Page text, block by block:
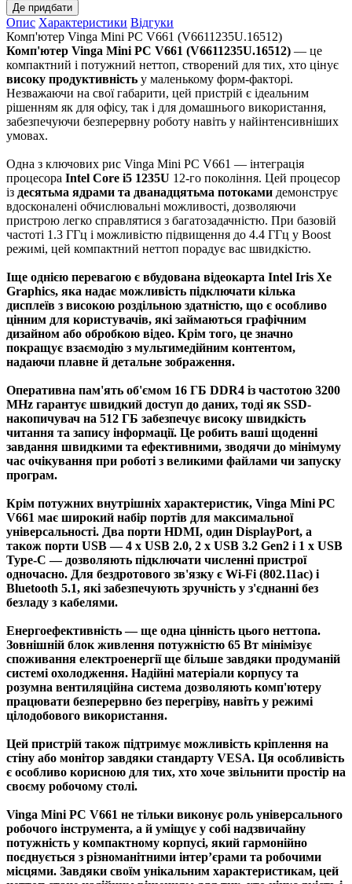
Де придбати
Опис Характеристики Відгуки
Комп'ютер Vinga Mini PC V661 (V6611235U.16512)
Комп'ютер Vinga Mini PC V661 (V6611235U.16512) — це
компактний і потужний неттоп, створений для тих, хто цінує
високу продуктивність у маленькому форм-факторі.
Незважаючи на свої габарити, цей пристрій є ідеальним
рішенням як для офісу, так і для домашнього використання,
забезпечуючи безперервну роботу навіть у найінтенсивніших
умовах.
Одна з ключових рис Vinga Mini PC V661 — інтеграція
процесора Intel Core i5 1235U 12-го покоління. Цей процесор
із десятьма ядрами та дванадцятьма потоками демонструє
вдосконалені обчислювальні можливості, дозволяючи
пристрою легко справлятися з багатозадачністю. При базовій
частоті 1.3 ГГц і можливістю підвищення до 4.4 ГГц у Boost
режимі, цей компактний неттоп порадує вас швидкістю.
Іще однією перевагою є вбудована відеокарта Intel Iris Xe
Graphics, яка надає можливість підключати кілька
дисплеїв з високою роздільною здатністю, що є особливо
цінним для користувачів, які займаються графічним
дизайном або обробкою відео. Крім того, це значно
покращує взаємодію з мультимедійним контентом,
надаючи плавне й детальне зображення.
Оперативна пам'ять об'ємом 16 ГБ DDR4 із частотою 3200
MHz гарантує швидкий доступ до даних, тоді якSSD-
накопичувач на 512 ГБ забезпечує високу швидкість
читання та запису інформації. Це робить ваші щоденні
завдання швидкими та ефективними, зводячи до мінімуму
час очікування при роботі з великими файлами чи запуску
програм.
Крім потужних внутрішніх характеристик, Vinga Mini PC
V661 має широкий набір портів для максимальної
універсальності. Два порти HDMI, один DisplayPort, а
також порти USB— 4 x USB 2.0, 2 x USB 3.2 Gen2 і 1 x USB
Type-C — дозволяють підключати численні пристрої
одночасно. Для бездротового зв'язку є Wi-Fi (802.11ac) і
Bluetooth 5.1, які забезпечують зручність у з'єднанні без
безладу з кабелями.
Енергоефективність— ще одна цінність цього неттопа.
Зовнішній блок живлення потужністю 65 Вт мінімізує
споживання електроенергії ще більше завдяки продуманій
системі охолодження. Надійні матеріали корпусу та
розумна вентиляційна система дозволяють комп'ютеру
працювати безперервно без перегріву, навіть у режимі
цілодобового використання.
Цей пристрій також підтримує можливість кріплення на
стіну або монітор завдяки стандарту VESA. Ця особливість
є особливо корисною для тих, хто хоче звільнити простір на
своєму робочому столі.
Vinga Mini PC V661 не тільки виконує роль універсального
робочого інструмента, а й уміщує у собі надзвичайну
потужність у компактному корпусі, який гармонійно
поєднується з різноманітними інтер’єрами та робочими
місцями. Завдяки своїм унікальним характеристикам, цей